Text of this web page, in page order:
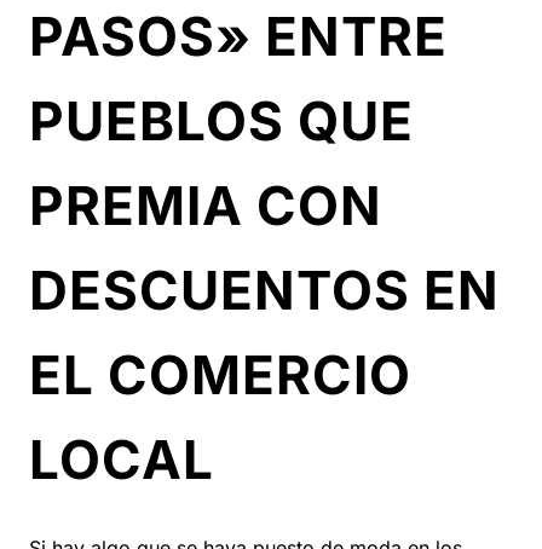
PASOS» ENTRE
PUEBLOS QUE
PREMIA CON
DESCUENTOS EN
EL COMERCIO
LOCAL